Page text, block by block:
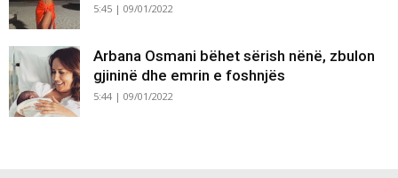
5:45 | 09/01/2022
Arbana Osmani bëhet sërish nënë, zbulon
gjininë dhe emrin e foshnjës
5:44 | 09/01/2022